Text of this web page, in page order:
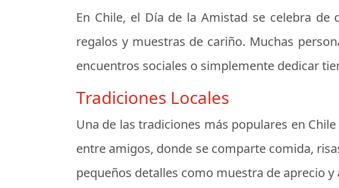
En Chile, el Día de la Amistad se celebra
regalos y muestras de cariño. Muchas
encuentros sociales o simplemente dedicar
Tradiciones Locales
Una de las tradiciones más populares en
entre amigos, donde se comparte comida,
pequeños detalles como muestra de aprecio